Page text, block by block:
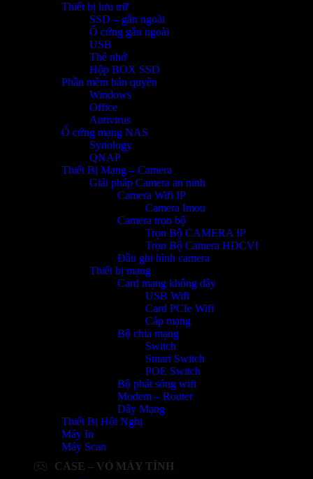
Thiết bị lưu trữ
SSD – gắn ngoài
Ổ cứng gắn ngoài
USB
Thẻ nhớ
Hộp BOX SSD
Phần mềm bản quyền
Windows
Office
Antivirus
Ổ cứng mạng NAS
Synology
QNAP
Thiết Bị Mạng – Camera
Giải pháp Camera an ninh
Camera Wifi IP
Camera Imou
Camera trọn bộ
Trọn Bộ CAMERA IP
Trọn Bộ Camera HDCVI
Đầu ghi hình camera
Thiết bị mạng
Card mạng không dây
USB Wifi
Card PCIe Wifi
Cáp mạng
Bộ chia mạng
Switch
Smart Switch
POE Switch
Bộ phát sóng wifi
Modem – Router
Dây Mạng
Thiết Bị Hội Nghị
Máy In
Máy Scan
CASE – VỎ MÁY TÍNH